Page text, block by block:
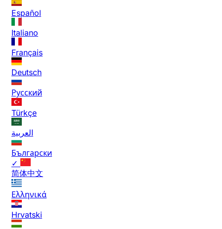
Español
Italiano
Français
Deutsch
Русский
Türkçe
العربية
Български
✓
简体中文
Ελληνικά
Hrvatski